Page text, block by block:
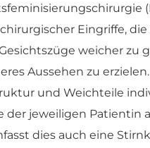
Eingriffe, die
weicher zu
Aussehen zu erzielen.
und Weichteile
der jeweiligen Patientin
dies auch eine